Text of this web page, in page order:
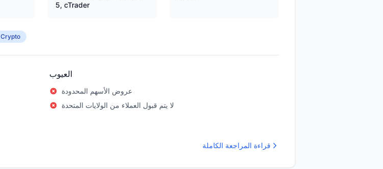
5, cTrader
Crypto
العيوب
عروض الأسهم المحدودة
لا يتم قبول العملاء من الولايات المتحدة
قراءة المراجعة الكاملة